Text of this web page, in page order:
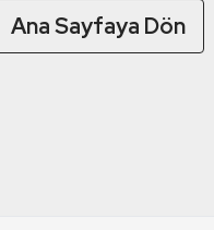
Ana Sayfaya Dön